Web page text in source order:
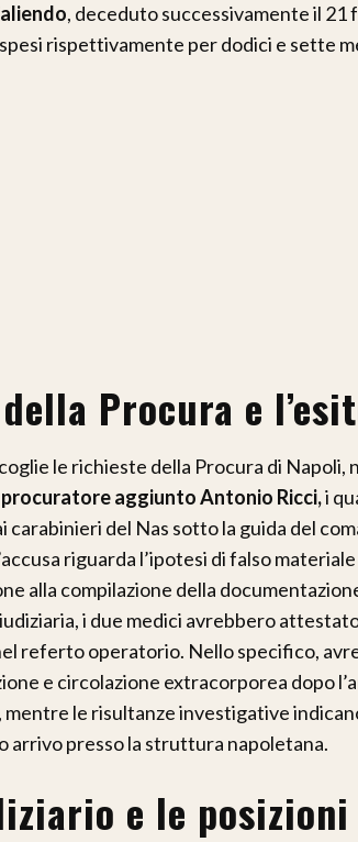
, deceduto successivamente il 21
rispettivamente per dodici e sette
Procura e
le richieste della Procura di Napoli,
aggiunto Antonio Ricci,i
carabinieri del Nas sotto la guida del
riguarda l’ipotesi di falso
alla compilazione della
i due medici avrebbero
referto operatorio. Nello specifico,
e circolazione extracorporea dopo
mentre le risultanze investigative
arrivo presso la struttura napoletana.
e le